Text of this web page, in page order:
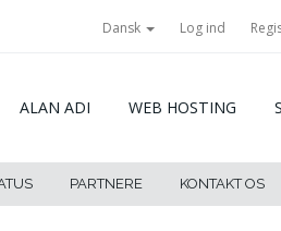
Dansk Log ind
ALAN ADI WEB HOSTING
PARTNERE KONTAKT OS